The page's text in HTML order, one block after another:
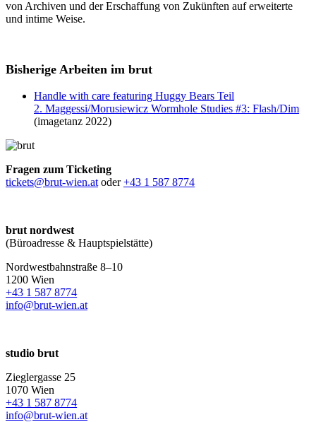
von Archiven und der Erschaffung von Zukünften auf erweiterte
und intime Weise.
Bisherige Arbeiten im brut
Handle with care featuring Huggy Bears Teil
2. Maggessi/Morusiewicz Wormhole Studies #3: Flash/Dim
(imagetanz 2022)
Fragen zum Ticketing
tickets@brut-wien.at oder+43 1 587 8774
brut nordwest
(Büroadresse & Hauptspielstätte)
Nordwestbahnstraße 8–10
1200 Wien
+43 1 587 8774
info@brut-wien.at
studio brut
Zieglergasse 25
1070 Wien
+43 1 587 8774
info@brut-wien.at